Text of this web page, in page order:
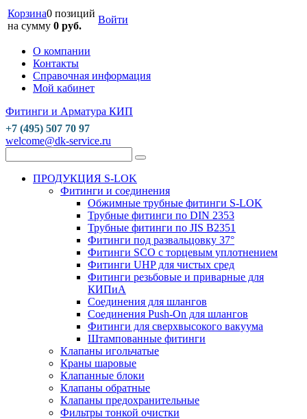
Корзина0 позиций
на сумму 0 руб.
Войти
О компании
Контакты
Справочная информация
Мой кабинет
Фитинги и Арматура КИП
+7 (495) 507 70 97
welcome@dk-service.ru
ПРОДУКЦИЯ S-LOK
Фитинги и соединения
Обжимные трубные фитинги S-LOK
Трубные фитинги по DIN 2353
Трубные фитинги по JIS B2351
Фитинги под развальцовку 37°
Фитинги SCO с торцевым уплотнением
Фитинги UHP для чистых сред
Фитинги резьбовые и приварные для
КИПиА
Соединения для шлангов
Соединения Push-On для шлангов
Фитинги для сверхвысокого вакуума
Штампованные фитинги
Клапаны игольчатые
Краны шаровые
Клапанные блоки
Клапаны обратные
Клапаны предохранительные
Фильтры тонкой очистки